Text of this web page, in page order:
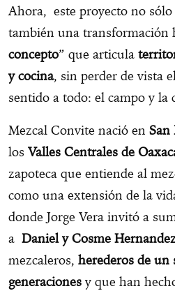
Ahora, este proyecto no
también una transformación
concepto” que articula
y cocina, sin perder de vista
sentido a todo: el campo y la
Mezcal Convite nació en San
los Valles Centrales de
zapoteca que entiende al
como una extensión de la
donde Jorge Vera invitó a
a Daniel y Cosme
mezcaleros, herederos de
generaciones y que han